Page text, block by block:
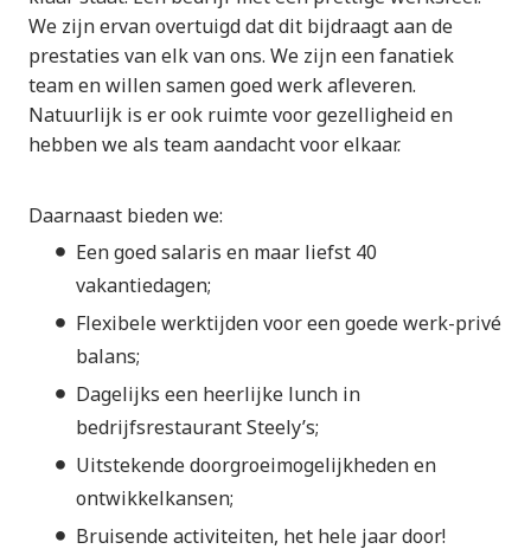
We zijn ervan overtuigd dat dit bijdraagt aan de
prestaties van elk van ons. We zijn een fanatiek
team en willen samen goed werk afleveren.
Natuurlijk is er ook ruimte voor gezelligheid en
hebben we als team aandacht voor elkaar.
Daarnaast bieden we:
Een goed salaris en maar liefst 40
vakantiedagen;
Flexibele werktijden voor een goede werk-privé
balans;
Dagelijks een heerlijke lunch in
bedrijfsrestaurant Steely’s;
Uitstekende doorgroeimogelijkheden en
ontwikkelkansen;
Bruisende activiteiten, het hele jaar door!